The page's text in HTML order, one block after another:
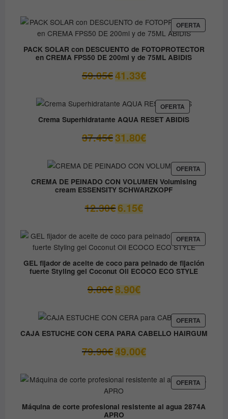
era:
37.00€.
es:
14.80€.
OFERTA
EN
PACK SOLAR con DESCUENTO de FOTOPROTECTOR
en CREMA FPS50 DE 200ml y de 75ML ABIDIS
59.05€ El
precio
era:
59.05€.
41.33€El
precio
es:
41.33€.
OFERTAPRODUCTO
EN
OFERTA
Crema Superhidratante AQUA RESET ABIDIS
37.45€ El
precio
era:
37.45€.
31.80€El
precio
es:
31.80€.
OFERTA
EN
CREMA DE PEINADO CON VOLUMEN Volumising
cream ESSENSITY SCHWARZKOPF
12.30€El
precio
era:
12.30€.
6.15€El
precio
es:
6.15€.
OFERTA
EN
GEL fijador de aceite de coco para peinado de fijación
fuerte Styling gel Coconut Oil ECOCO ECO STYLE
9.80€ El
precio
era:
9.80€.
8.90€El
precio
es:
8.90€.
OFERTA
EN
OFERTA
CAJA ESTUCHE CON CERA PARA CABELLO HAIRGUM
79.90€ El
precio
era:
79.90€.
49.00€El
precio
es:
OFERTA
EN
Máquina de corte profesional resistente al agua 2874A
APRO